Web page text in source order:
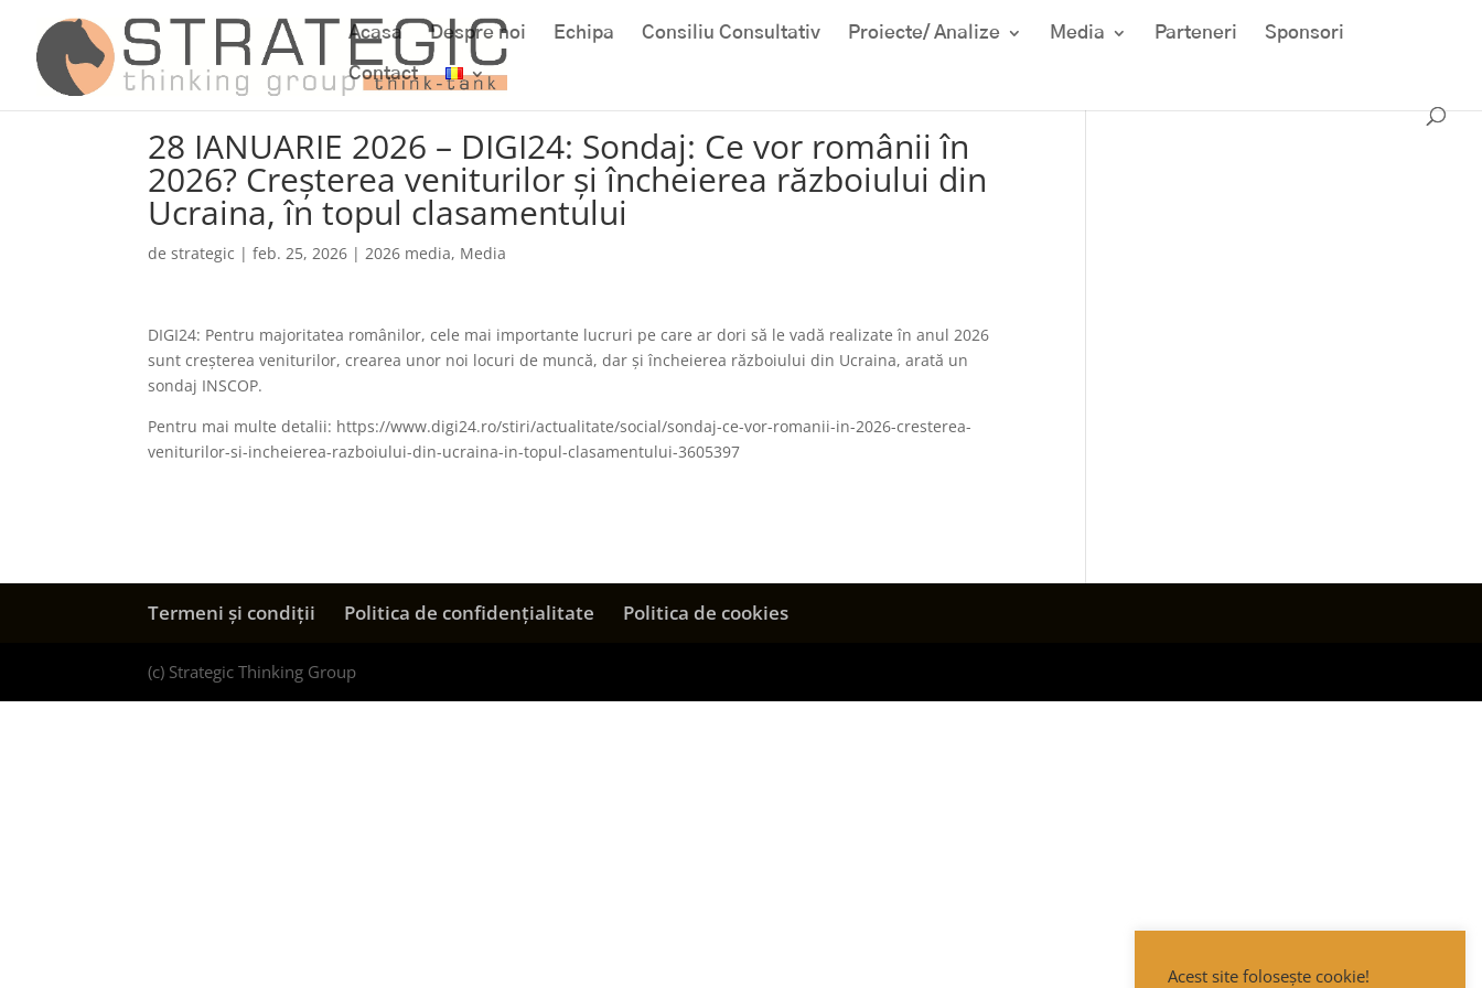
Acasa Despre noi Echipa Consiliu Consultativ Proiecte/ Analize Media Parteneri Sponsori
Contact
28 IANUARIE 2026 – DIGI24: Sondaj: Ce vor românii în
2026? Creșterea veniturilor și încheierea războiului din
Ucraina, în topul clasamentului
destrategic |feb. 25, 2026 |2026 media, Media
DIGI24: Pentru majoritatea românilor, cele mai importante lucruri pe care ar dori să le vadă realizate în anul 2026
sunt creșterea veniturilor, crearea unor noi locuri de muncă, dar și încheierea războiului din Ucraina, arată un
sondaj INSCOP.
Pentru mai multe detalii: https://www.digi24.ro/stiri/actualitate/social/sondaj-ce-vor-romanii-in-2026-cresterea-
veniturilor-si-incheierea-razboiului-din-ucraina-in-topul-clasamentului-3605397
Termeni și condiții Politica de confidențialitate Politica de cookies
(c) Strategic Thinking Group
Acest site folosește cookie!